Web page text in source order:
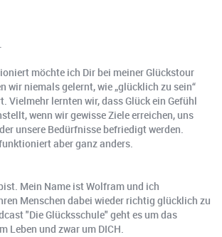
möchte ich Dir bei meiner Glückstour
wir niemals gelernt, wie „glücklich zu sein“
Vielmehr lernten wir, dass Glück ein Gefühl
wenn wir gewisse Ziele erreichen, uns
unsere Bedürfnisse befriedigt werden.
aber ganz anders.
Mein Name ist Wolfram und ich
Menschen dabei wieder richtig glücklich zu
"Die Glücksschule" geht es um das
Leben und zwar um DICH.